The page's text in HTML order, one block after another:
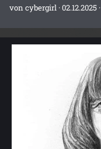
voncybergirl · 02.12.2025 ·